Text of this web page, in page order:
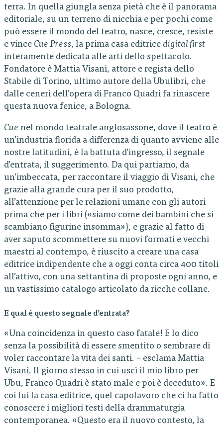
terra. In quella giungla senza pietà che è il panorama
editoriale, su un terreno di nicchia e per pochi come
può essere il mondo del teatro, nasce, cresce, resiste
e vince Cue Press, la prima casa editrice digital first
interamente dedicata alle arti dello spettacolo.
Fondatore è Mattia Visani, attore e regista dello
Stabile di Torino, ultimo autore della Ubulibri, che
dalle ceneri dell’opera di Franco Quadri fa rinascere
questa nuova fenice, a Bologna.
Cue nel mondo teatrale anglosassone, dove il teatro è
un’industria florida a differenza di quanto avviene alle
nostre latitudini, è la battuta d’ingresso, il segnale
d’entrata, il suggerimento. Da qui partiamo, da
un’imbeccata, per raccontare il viaggio di Visani, che
grazie alla grande cura per il suo prodotto,
all’attenzione per le relazioni umane con gli autori
prima che per i libri («siamo come dei bambini che si
scambiano figurine insomma»), e grazie al fatto di
aver saputo scommettere su nuovi formati e vecchi
maestri al contempo, è riuscito a creare una casa
editrice indipendente che a oggi conta circa 400 titoli
all’attivo, con una settantina di proposte ogni anno, e
un vastissimo catalogo articolato da ricche collane.
E qual è questo segnale d’entrata?
«Una coincidenza in questo caso fatale! E lo dico
senza la possibilità di essere smentito o sembrare di
voler raccontare la vita dei santi. – esclama Mattia
Visani. Il giorno stesso in cui uscì il mio libro per
Ubu, Franco Quadri è stato male e poi è deceduto». E
coi lui la casa editrice, quel capolavoro che ci ha fatto
conoscere i migliori testi della drammaturgia
contemporanea. «Questo era il nuovo contesto, la